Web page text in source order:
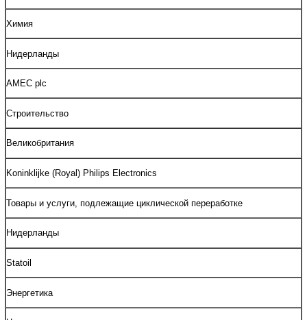
Химия
Нидерланды
AMEC plc
Строительство
Великобритания
Koninklijke (Royal) Philips Electronics
Товары и услуги, подлежащие циклической переработке
Нидерланды
Statoil
Энергетика